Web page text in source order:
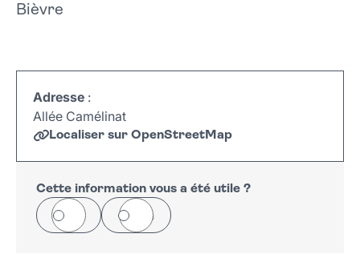
Bièvre
Adresse :
Allée Camélinat
Localiser sur OpenStreetMap
+
−
Leaflet
Cette information vous a été utile ?
Oui Non